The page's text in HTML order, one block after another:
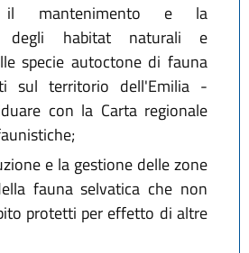
il mantenimento e la
degli habitat naturali e
specie autoctone di fauna
sul territorio dell'Emilia -
con la Carta regionale
e la gestione delle zone
fauna selvatica che non
protetti per effetto di altre